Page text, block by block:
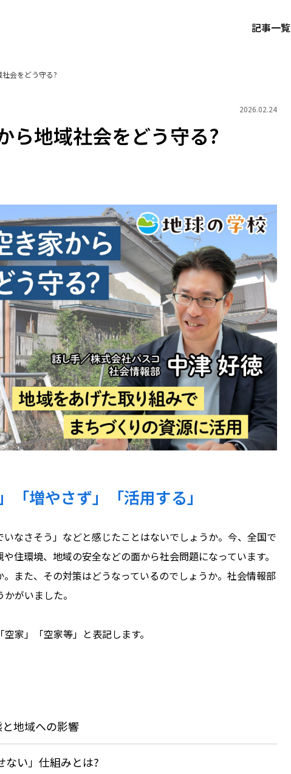
記事一覧
会をどう守る?
2026.02.24
ら地域社会をどう守る?
「増やさず」「活用する」
なさそう」などと感じたことはないでしょうか。今、全国で
住環境、地域の安全などの面から社会問題になっています。
また、その対策はどうなっているのでしょうか。社会情報部
がいました。
家」「空家等」と表記します。
地域への影響
ない」仕組みとは?